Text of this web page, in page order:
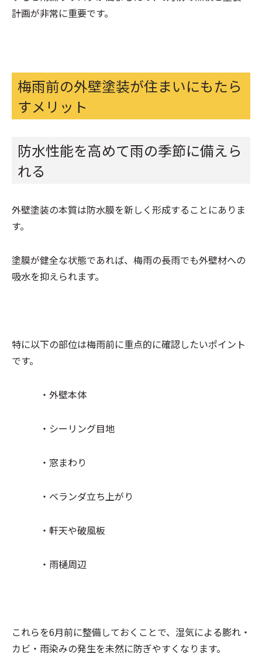
計画が非常に重要です。
梅雨前の外壁塗装が住まいにもたら
すメリット
防水性能を高めて雨の季節に備えら
れる
外壁塗装の本質は防水膜を新しく形成することにありま
す。
塗膜が健全な状態であれば、梅雨の長雨でも外壁材への
吸水を抑えられます。
特に以下の部位は梅雨前に重点的に確認したいポイント
です。
・外壁本体
・シーリング目地
・窓まわり
・ベランダ立ち上がり
・軒天や破風板
・雨樋周辺
これらを6月前に整備しておくことで、湿気による膨れ・
カビ・雨染みの発生を未然に防ぎやすくなります。